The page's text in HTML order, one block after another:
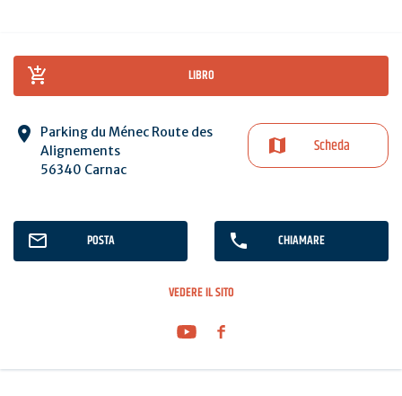
LIBRO
Parking du Ménec Route des
Alignements
56340 Carnac
Scheda
POSTA CHIAMARE
VEDERE IL SITO